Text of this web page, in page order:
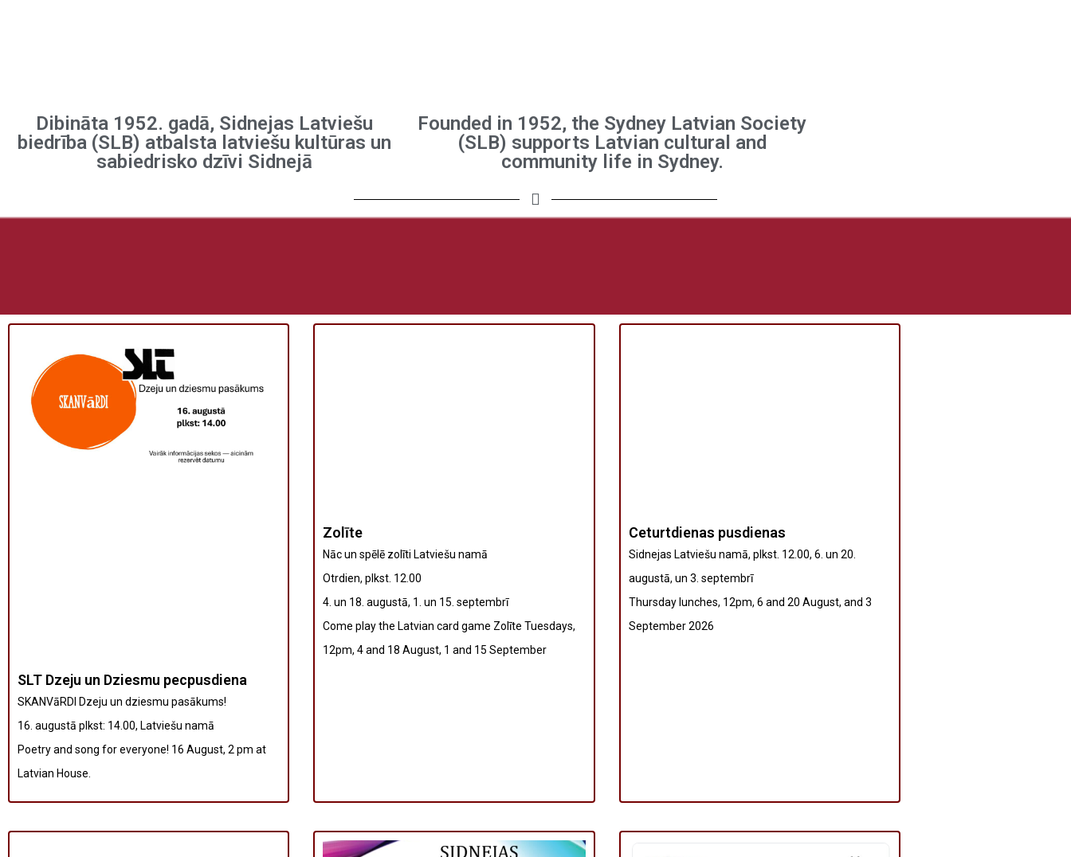
Dibināta 1952. gadā, Sidnejas Latviešu
biedrība (SLB) atbalsta latviešu kultūras un
sabiedrisko dzīvi Sidnejā
Founded in 1952, the Sydney Latvian Society
(SLB) supports Latvian cultural and
community life in Sydney.
SLT Dzeju un Dziesmu pecpusdiena
SKANVāRDI Dzeju un dziesmu pasākums!
16. augustā plkst: 14.00, Latviešu namā
Poetry and song for everyone! 16 August, 2 pm at
Latvian House.
Zolīte
Nāc un spēlē zolīti Latviešu namā
Otrdien, plkst. 12.00
4. un 18. augustā, 1. un 15. septembrī
Come play the Latvian card game Zolīte Tuesdays,
12pm, 4 and 18 August, 1 and 15 September
Ceturtdienas pusdienas
Sidnejas Latviešu namā, plkst. 12.00, 6. un 20.
augustā, un 3. septembrī
Thursday lunches, 12pm, 6 and 20 August, and 3
September 2026